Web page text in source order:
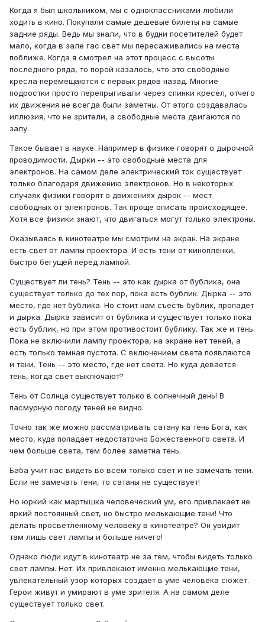
Когда я был школьником, мы с одноклассниками любили
ходить в кино. Покупали самые дешевые билеты на самые
задние ряды. Ведь мы знали, что в будни посетителей будет
мало, когда в зале гас свет мы пересаживались на места
поближе. Когда я смотрел на этот процесс с высоты
последнего ряда, то порой казалось, что это свободные
кресла перемещаются с первых рядов назад. Многие
подростки просто перепрыгивали через спинки кресел, отчего
их движения не всегда были заметны. От этого создавалась
иллюзия, что не зрители, а свободные места двигаются по
залу.
Такое бывает в науке. Например в физике говорят о дырочной
проводимости. Дырки -- это свободные места для
электронов. На самом деле электрический ток существует
только благодаря движению электронов. Но в некоторых
случаях физики говорят о движениях дырок -- мест
свободных от электронов. Так проще описать происходящее.
Хотя все физики знают, что двигаться могут только электроны.
Оказываясь в кинотеатре мы смотрим на экран. На экране
есть свет от лампы проектора. И есть тени от кинопленки,
быстро бегущей перед лампой.
Существует ли тень? Тень -- это как дырка от бублика, она
существует только до тех пор, пока есть бублик. Дырка -- это
место, где нет бублика. Но стоит нам съесть бублик, пропадет
и дырка. Дырка зависит от бублика и существует только пока
есть бублик, но при этом противостоит бублику. Так же и тень.
Пока не включили лампу проектора, на экране нет теней, а
есть только темная пустота. С включением света появляются
и тени. Тень -- это место, где нет света. Но куда девается
тень, когда свет выключают?
Тень от Солнца существует только в солнечный день! В
пасмурную погоду теней не видно.
Точно так же можно рассматривать сатану ка тень Бога, как
место, куда попадает недостаточно Божественного света. И
чем больше света, тем более заметна тень.
Баба учит нас видеть во всем только свет и не замечать тени.
Если не замечать тени, то сатаны не существует!
Но юркий как мартышка человеческий ум, его привлекает не
яркий постоянный свет, но быстро мелькающие тени! Что
делать просветленному человеку в кинотеатре? Он увидит
там лишь свет лампы и больше ничего!
Однако люди идут в кинотеатр не за тем, чтобы видеть только
свет лампы. Нет. Их привлекают именно мелькающие тени,
увлекательный узор которых создает в уме человека сюжет.
Герои живут и умирают в уме зрителя. А на самом деле
существует только свет.